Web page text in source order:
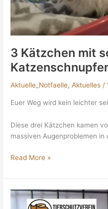
3 Kätzchen mit
Aktuelle_Notfaelle, Aktuelles /
Euer Weg wird kein leichter
Diese drei Kätzchen kamen
massiven Augenproblemen in
Read More »
Futterstelle